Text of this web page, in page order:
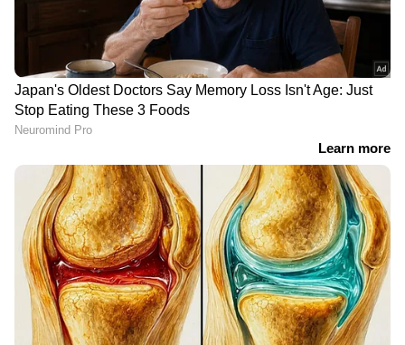
LATEST VIDEOS
തോരാതെ ഇടുക്കി; മലയോര
നഗരത്തിൽ പലയിടത്തും
വെള്ളക്കെട്ട്
ജീവൻ നൽകിയവനോട് ഈ
ക്രൂരതയോ?; രാജേഷിൻ്റെ
മൃതദേഹം കൊണ്ടുപോകാൻ പണം
ചോദിച്ചെന്ന് ആരോപണം